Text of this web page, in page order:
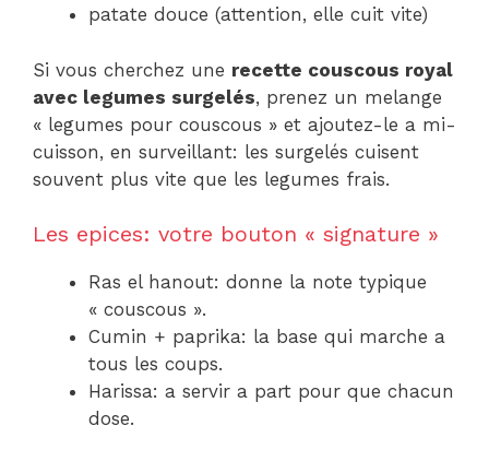
patate douce (attention, elle cuit vite)
Si vous cherchez une recette couscous royal
avec legumes surgelés, prenez un melange
« legumes pour couscous » et ajoutez-le a mi-
cuisson, en surveillant: les surgelés cuisent
souvent plus vite que les legumes frais.
Les epices: votre bouton « signature »
Ras el hanout: donne la note typique
« couscous ».
Cumin + paprika: la base qui marche a
tous les coups.
Harissa: a servir a part pour que chacun
dose.